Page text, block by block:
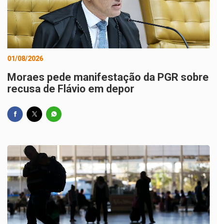
01/08/2026
Moraes pede manifestação da PGR sobre
recusa de Flávio em depor